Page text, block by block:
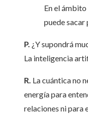
En el
puede sacar
P. ¿Y supondrá
La inteligencia
R. La cuántica no
energía para
relaciones ni para